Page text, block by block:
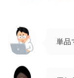
単品